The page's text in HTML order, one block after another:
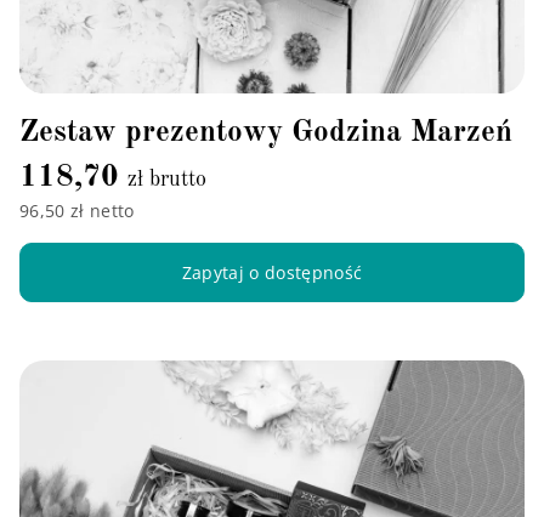
Zestaw prezentowy Godzina Marzeń
118,70 zł brutto
96,50 zł netto
Zapytaj o dostępność